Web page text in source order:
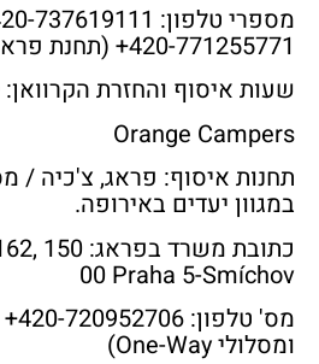
מספרי טלפון:
420-771255771+ (תחנת פראג 2)
שעות איסוף והחזרת הקרוואן:
Orange Campers
במגוון יעדים באירופה.
כתובת משרד בפראג: 150
00 Praha 5-Smíchov
מס' טלפון:
ומסלולי One-Way)